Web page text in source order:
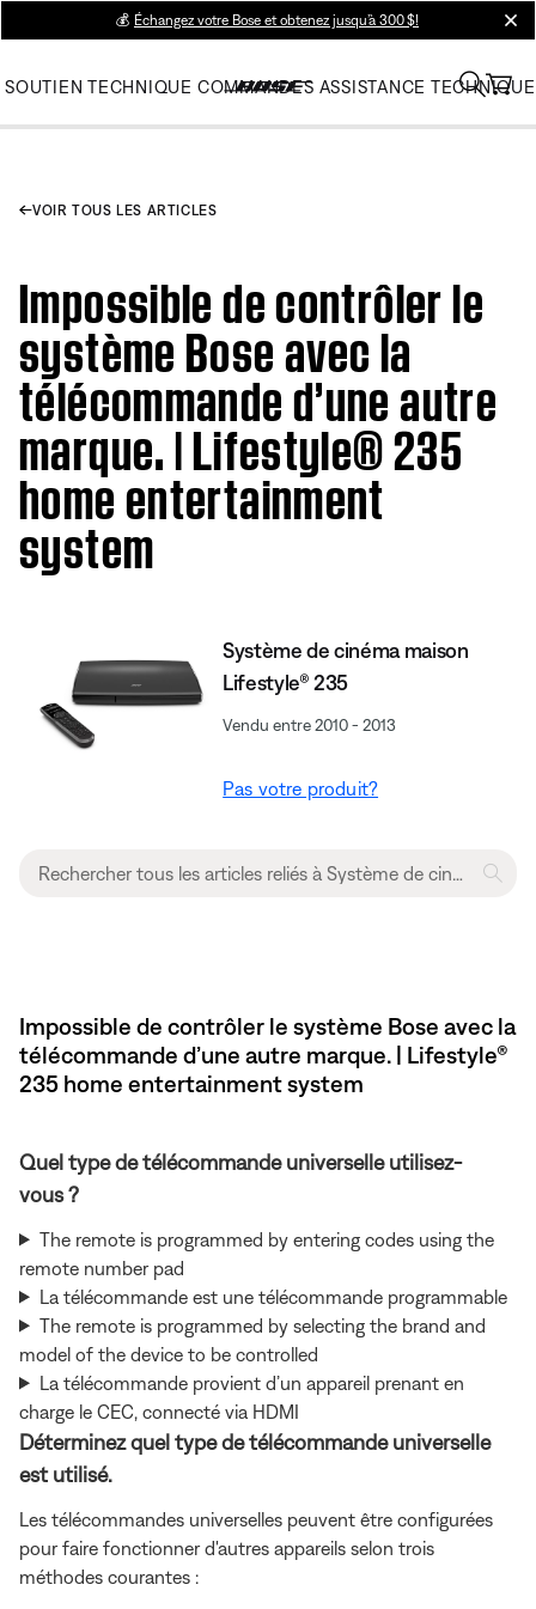
💰 Échangez votre Bose et obtenez jusqu’à 300 $!
SOUTIEN TECHNIQUE COMMANDES ASSISTANCE TECHNIQUE
VOIR TOUS LES ARTICLES
Impossible de contrôler le
système Bose avec la
télécommande d’une autre
marque. | Lifestyle® 235
home entertainment
system
Système de cinéma maison
Lifestyle® 235
Vendu entre 2010 - 2013
Pas votre produit?
Impossible de contrôler le système Bose avec la
télécommande d’une autre marque. | Lifestyle®
235 home entertainment system
Quel type de télécommande universelle utilisez-
vous ?
The remote is programmed by entering codes using the
remote number pad
La télécommande est une télécommande programmable
The remote is programmed by selecting the brand and
model of the device to be controlled
La télécommande provient d’un appareil prenant en
charge le CEC, connecté via HDMI
Déterminez quel type de télécommande universelle
est utilisé.
Les télécommandes universelles peuvent être configurées
pour faire fonctionner d'autres appareils selon trois
méthodes courantes :